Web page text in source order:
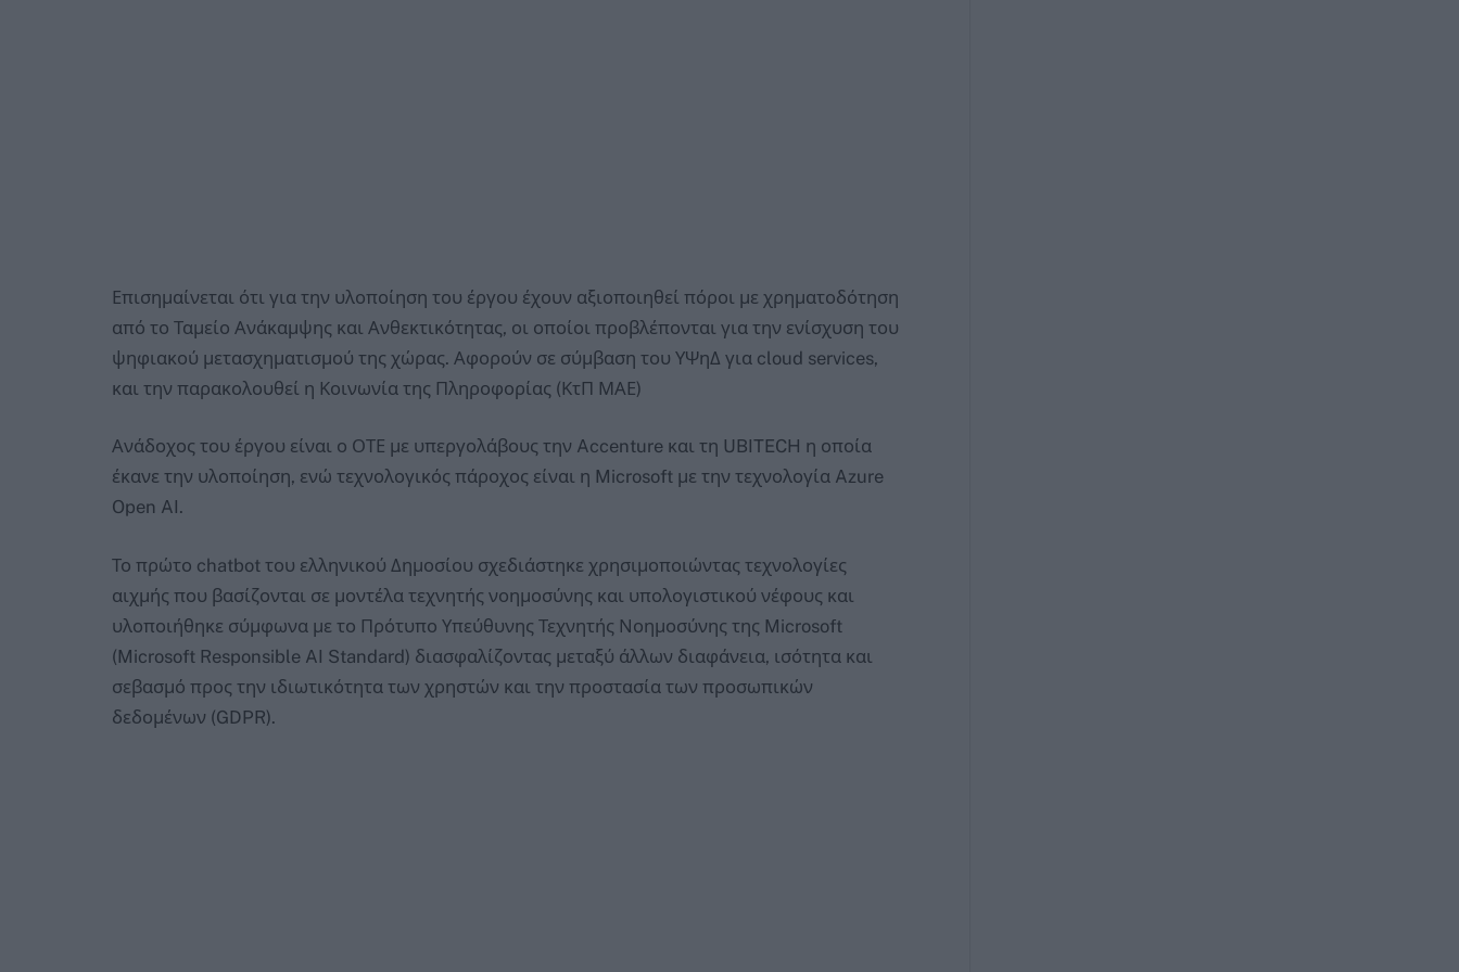
Επισημαίνεται ότι για την υλοποίηση του έργου έχουν αξιοποιηθεί πόροι με χρηματοδότηση
από το Ταμείο Ανάκαμψης και Ανθεκτικότητας, οι οποίοι προβλέπονται για την ενίσχυση του
ψηφιακού μετασχηματισμού της χώρας. Αφορούν σε σύμβαση του ΥΨηΔ για cloud services,
και την παρακολουθεί η Κοινωνία της Πληροφορίας (ΚτΠ ΜΑΕ)
Ανάδοχος του έργου είναι ο ΟΤΕ με υπεργολάβους την Accenture και τη UBITECH η οποία
έκανε την υλοποίηση, ενώ τεχνολογικός πάροχος είναι η Microsoft με την τεχνολογία Azure
Open AI.
Το πρώτο chatbot του ελληνικού Δημοσίου σχεδιάστηκε χρησιμοποιώντας τεχνολογίες
αιχμής που βασίζονται σε μοντέλα τεχνητής νοημοσύνης και υπολογιστικού νέφους και
υλοποιήθηκε σύμφωνα με το Πρότυπο Υπεύθυνης Τεχνητής Νοημοσύνης της Microsoft
(Microsoft Responsible AI Standard) διασφαλίζοντας μεταξύ άλλων διαφάνεια, ισότητα και
σεβασμό προς την ιδιωτικότητα των χρηστών και την προστασία των προσωπικών
δεδομένων (GDPR).